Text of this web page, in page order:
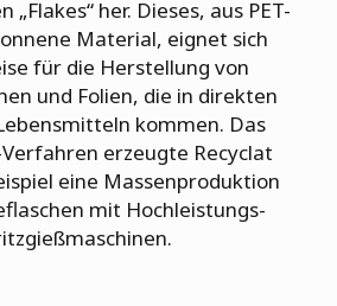
her. Dieses, aus PET-
Material, eignet sich
für die Herstellung von
und Folien, die in direkten
kommen.​ Das
erzeugte Recyclat
eine Massenproduktion
mit Hochleistungs-